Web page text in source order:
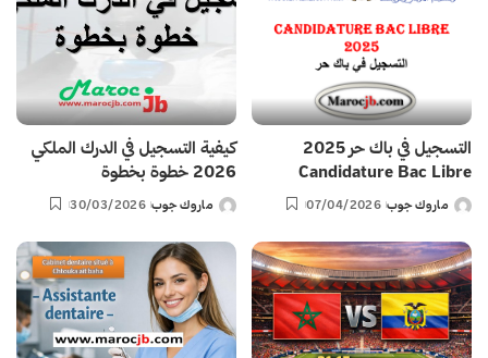
التسجيل في باك حر 2025
Candidature Bac Libre
Posted
ماروك جوب 07/04/2026
كيفية التسجيل في الدرك الملكي
2026 خطوة بخطوة
Posted
ماروك جوب 30/03/2026